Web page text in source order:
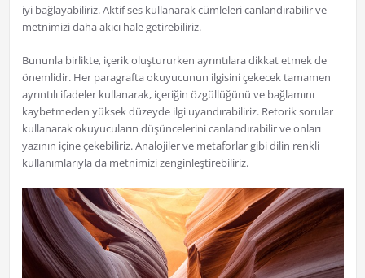
iyi bağlayabiliriz. Aktif ses kullanarak cümleleri canlandırabilir ve
metnimizi daha akıcı hale getirebiliriz.
Bununla birlikte, içerik oluştururken ayrıntılara dikkat etmek de
önemlidir. Her paragrafta okuyucunun ilgisini çekecek tamamen
ayrıntılı ifadeler kullanarak, içeriğin özgüllüğünü ve bağlamını
kaybetmeden yüksek düzeyde ilgi uyandırabiliriz. Retorik sorular
kullanarak okuyucuların düşüncelerini canlandırabilir ve onları
yazının içine çekebiliriz. Analojiler ve metaforlar gibi dilin renkli
kullanımlarıyla da metnimizi zenginleştirebiliriz.